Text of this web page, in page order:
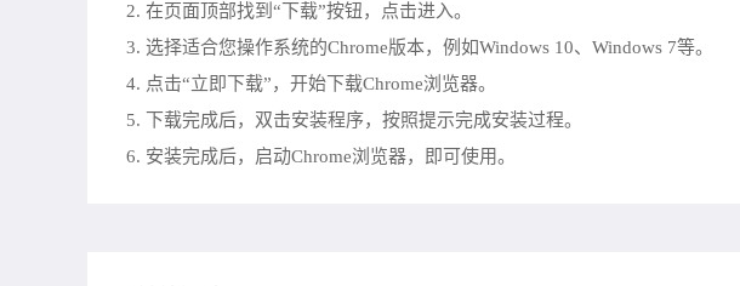
2. 在页面顶部找到“下载”按钮，点击进入。
3. 选择适合您操作系统的Chrome版本，例如Windows 10、Windows 7等。
4. 点击“立即下载”，开始下载Chrome浏览器。
5. 下载完成后，双击安装程序，按照提示完成安装过程。
6. 安装完成后，启动Chrome浏览器，即可使用。